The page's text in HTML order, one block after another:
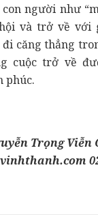
con người như
và trở về với
căng thẳng
cuộc trở về
phúc.
Trọng Viễn